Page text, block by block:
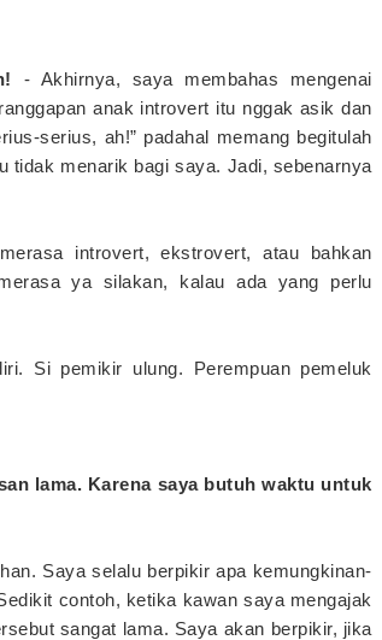
- Akhirnya, saya membahas mengenai
anak introvert itu nggak asik dan
serius, ah!” padahal memang begitulah
tidak menarik bagi saya. Jadi, sebenarnya
introvert, ekstrovert, atau bahkan
ya silakan, kalau ada yang perlu
Si pemikir ulung. Perempuan pemeluk
lama. Karena saya butuh waktu untuk
Saya selalu berpikir apa kemungkinan-
contoh, ketika kawan saya mengajak
sangat lama. Saya akan berpikir, jika